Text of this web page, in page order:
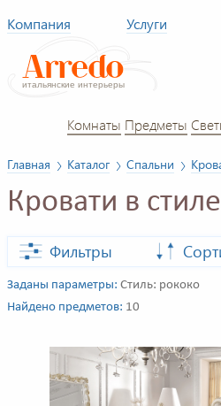
Компания Услуги
Комнаты Предметы
Главная Каталог Спальни
Кровати в
Фильтры
Заданы параметры: Стиль: рококо
Найдено предметов: 10